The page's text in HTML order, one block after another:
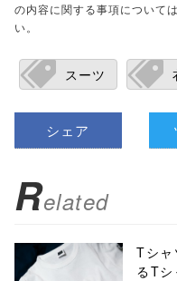
の内容に関する事項について
い。
スーツ
シェア
Related
Tシャ
るTシ